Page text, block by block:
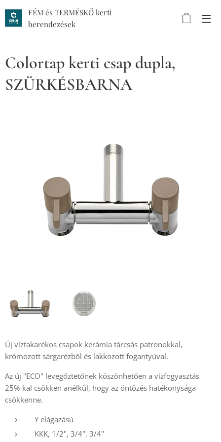
FÉM és TERMÉSKŐ kerti
berendezések
Colortap kerti csap dupla,
SZÜRKÉSBARNA
Új víztakarékos csapok kerámia tárcsás patronokkal,
krómozott sárgarézből és lakkozott fogantyúval.
Az új "ECO" levegőztetőnek köszönhetően a vízfogyasztás
25%-kal csökken anélkül, hogy az öntözés hatékonysága
csökkenne.
Y elágazású
KKK, 1/2", 3/4", 3/4"